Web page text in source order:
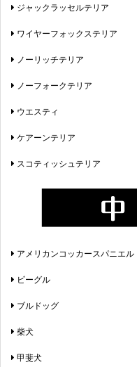
ジャックラッセルテリア
ワイヤーフォックステリア
ノーリッチテリア
ノーフォークテリア
ウエスティ
ケアーンテリア
スコティッシュテリア
アメリカンコッカースパニエル
ビーグル
ブルドッグ
柴犬
甲斐犬